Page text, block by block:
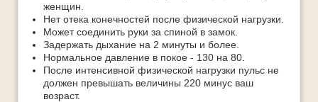
женщин.
Нет отека конечностей после физической нагрузки.
Может соединить руки за спиной в замок.
Задержать дыхание на 2 минуты и более.
Нормальное давление в покое - 130 на 80.
После интенсивной физической нагрузки пульс не
должен превышать величины 220 минус ваш
возраст.